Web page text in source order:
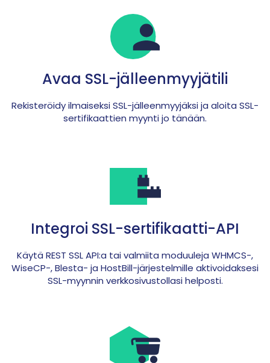
Avaa SSL-jälleenmyyjätili
Rekisteröidy ilmaiseksi SSL-jälleenmyyjäksi ja aloita SSL-
sertifikaattien myynti jo tänään.
Integroi SSL-sertifikaatti-API
Käytä REST SSL API:a tai valmiita moduuleja WHMCS-,
WiseCP-, Blesta- ja HostBill-järjestelmille aktivoidaksesi
SSL-myynnin verkkosivustollasi helposti.